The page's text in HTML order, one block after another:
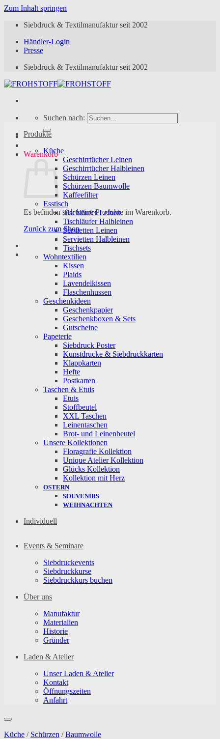
Zum Inhalt springen
Siebdruck & Textilmanufaktur seit 2002
Händler-Login
Presse
Siebdruck & Textilmanufaktur seit 2002
Suchen nach:
Warenkorb
Es befinden sich keine Produkte im Warenkorb.
Zurück zum Shop
Produkte
Küche
Geschirrtücher Leinen
Geschirrtücher Halbleinen
Schürzen Leinen
Schürzen Baumwolle
Kaffeefilter
Esstisch
Tischläufer Leinen
Tischläufer Halbleinen
Servietten Leinen
Servietten Halbleinen
Tischsets
Wohntextilien
Kissen
Plaids
Lavendelkissen
Flaschenhussen
Geschenkideen
Geschenkpapier
Geschenkboxen & Sets
Gutscheine
Papeterie
Siebdruck Poster
Kunstdrucke & Siebdruckkarten
Klappkarten
Hefte
Postkarten
Taschen & Etuis
Etuis
Stoffbeutel
XXL Taschen
Leinentaschen
Brot- und Leinenbeutel
Unsere Kollektionen
Floragrafie Kollektion
Unique Atelier Kollektion
Glücks Kollektion
Kollektion mit Herz
OSTERN
SOUVENIRS
WEIHNACHTEN
Individuell
Events & Seminare
Siebdruckevents
Siebdruckkurse
Siebdruckkurs buchen
Über uns
Manufaktur
Materialien
Historie
Gründer
Laden & Atelier
Unser Laden & Atelier
Kontakt
Öffnungszeiten
Anfahrt
Küche / Schürzen / Baumwolle